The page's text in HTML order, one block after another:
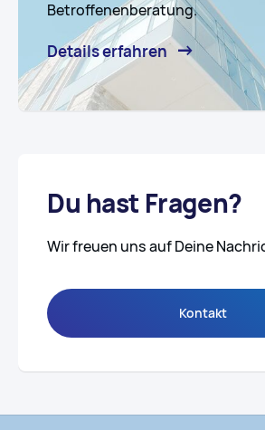
Betroffenenberatung.
Details erfahren
Du hast Fragen?
Wir freuen uns auf Deine
Kontakt